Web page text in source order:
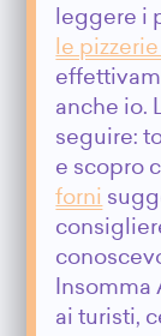
leggere i
le
anche io.
seguire:
e scopro
forni
Insomma
ai turisti,